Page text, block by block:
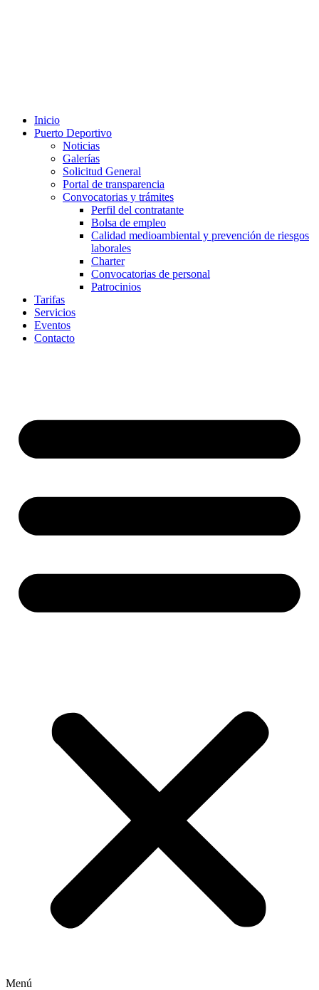
Inicio
Puerto Deportivo
Noticias
Galerías
Solicitud General
Portal de transparencia
Convocatorias y trámites
Perfil del contratante
Bolsa de empleo
Calidad medioambiental y prevención de riesgos
laborales
Charter
Convocatorias de personal
Patrocinios
Tarifas
Servicios
Eventos
Contacto
Menú